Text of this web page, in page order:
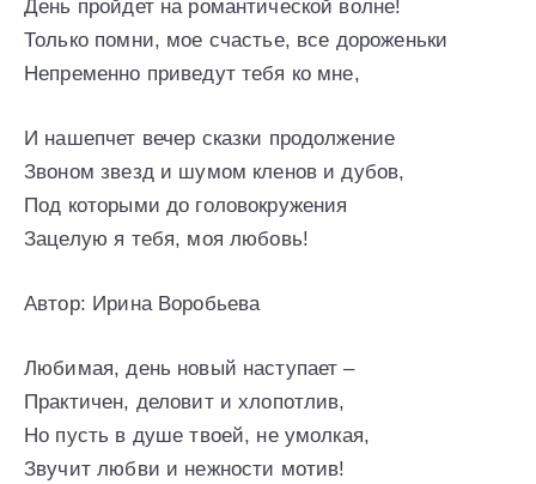
День пройдет на романтической волне!
Только помни, мое счастье, все дороженьки
Непременно приведут тебя ко мне,
И нашепчет вечер сказки продолжение
Звоном звезд и шумом кленов и дубов,
Под которыми до головокружения
Зацелую я тебя, моя любовь!
Автор: Ирина Воробьева
Любимая, день новый наступает –
Практичен, деловит и хлопотлив,
Но пусть в душе твоей, не умолкая,
Звучит любви и нежности мотив!